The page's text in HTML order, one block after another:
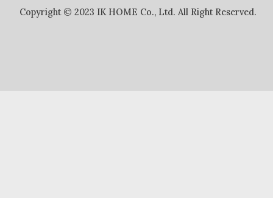
Copyright © 2023 IK HOME Co., Ltd. All Right Reserved.